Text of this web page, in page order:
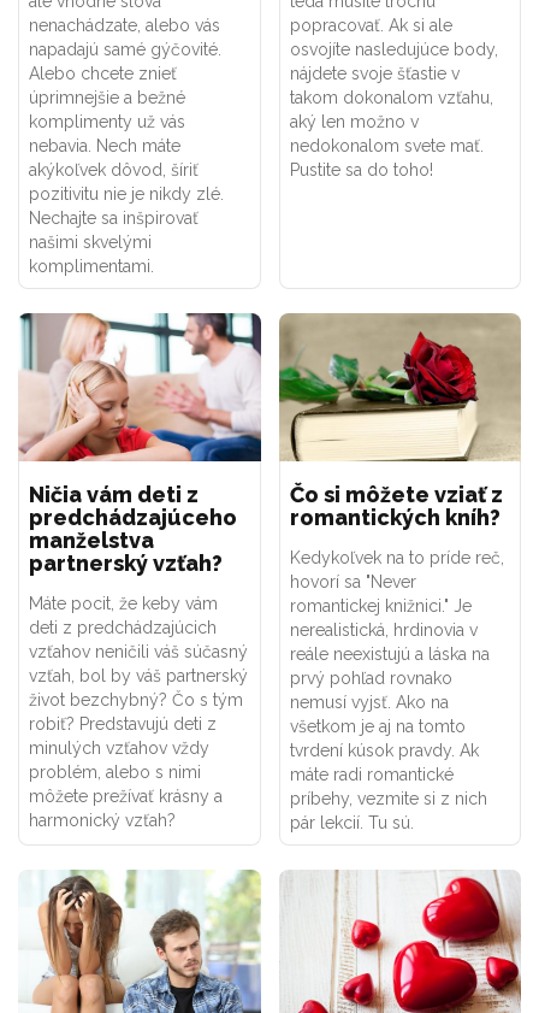
nenachádzate, alebo vás
napadajú samé gýčovité.
Alebo chcete znieť
úprimnejšie a bežné
komplimenty už vás
nebavia. Nech máte
akýkoľvek dôvod, šíriť
pozitivitu nie je nikdy zlé.
Nechajte sa inšpirovať
našimi skvelými
komplimentami.
popracovať. Ak si ale
osvojíte nasledujúce body,
nájdete svoje šťastie v
takom dokonalom vzťahu,
aký len možno v
nedokonalom svete mať.
Pustite sa do toho!
Ničia vám deti z
predchádzajúceho
manželstva
partnerský vzťah?
Máte pocit, že keby vám
deti z predchádzajúcich
vzťahov neničili váš súčasný
vzťah, bol by váš partnerský
život bezchybný? Čo s tým
robiť? Predstavujú deti z
minulých vzťahov vždy
problém, alebo s nimi
môžete prežívať krásny a
harmonický vzťah?
Čo si môžete vziať z
romantických kníh?
Kedykoľvek na to príde reč,
hovorí sa "Never
romantickej knižnici." Je
nerealistická, hrdinovia v
reále neexistujú a láska na
prvý pohľad rovnako
nemusí vyjsť. Ako na
všetkom je aj na tomto
tvrdení kúsok pravdy. Ak
máte radi romantické
príbehy, vezmite si z nich
pár lekcií. Tu sú.